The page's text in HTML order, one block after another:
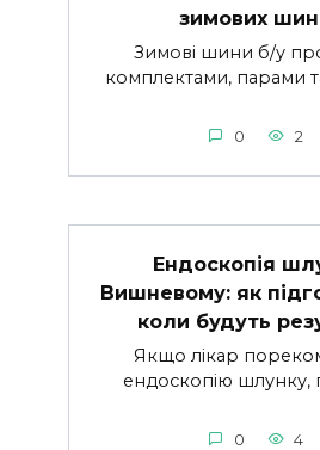
зимових
Зимові шини б/у
комплектами, парами
0 2
Ендоскопія
Вишневому: як
коли будуть
Якщо лікар
ендоскопію
0 4